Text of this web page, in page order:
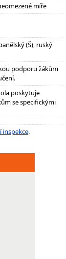
míře
(Š), ruský
podporu žákům
poskytuje
se specifickými
inspekce.